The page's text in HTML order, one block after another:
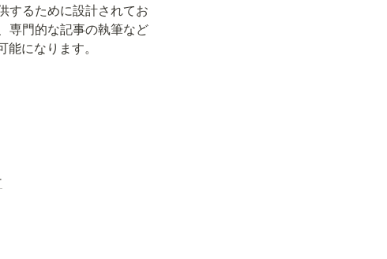
するために設計されてお
専門的な記事の執筆など
になります。